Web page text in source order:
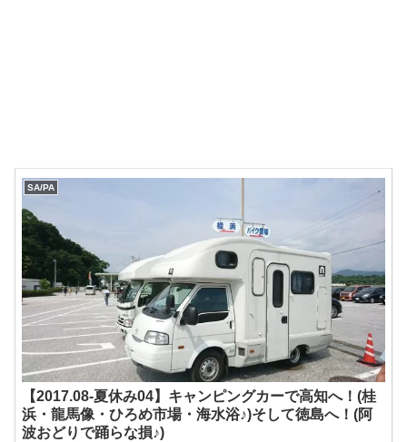
SA/PA
【2017.08-夏休み04】キャンピングカーで高知へ！(桂
浜・龍馬像・ひろめ市場・海水浴♪)そして徳島へ！(阿
波おどりで踊らな損♪)